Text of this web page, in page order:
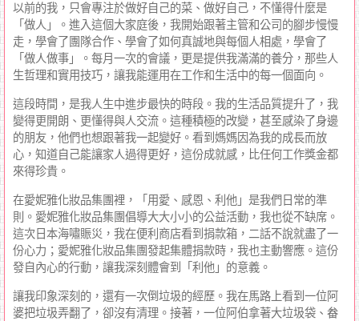
以前的我，只會專注於做好自己的菜、做好自己，不懂得什麼是
「做人」。進入這個大家庭後，我開始跟著主管和公司的腳步慢慢
走，學會了團隊合作、學會了如何真誠地與每個人相處，學會了
「做人做事」。每月一次的會議，更是提供我滿滿的養分，那些人
生哲理和實用技巧，讓我能運用在工作和生活中的每一個面向。
這段時間，是我人生中進步最快的時段。我的生活品質提升了，我
變得更開朗、更懂得與人交流。這種積極的改變，甚至感染了身邊
的朋友，他們也想跟著我一起變好。看到媽媽因為我的成長而放
心，知道自己能讓家人過得更好，這份成就感，比任何工作獎金都
來得珍貴。
在愛妮雅化妝品集團裡，「用愛、感恩、利他」是我們日常的準
則。愛妮雅化妝品集團倡導大大小小的公益活動，我也從不缺席。
這次日本海嘯賑災，我在便利商店看到捐款箱，二話不說就盡了一
份心力；愛妮雅化妝品集團發起集體捐款時，我也主動響應。這份
發自內心的行動，讓我深刻體會到「利他」的意義。
讓我印象深刻的，還有一次倒垃圾的經歷。我在馬路上看到一位阿
婆把垃圾弄翻了，卻沒有清理。接著，一位阿伯拿著大垃圾袋、畚